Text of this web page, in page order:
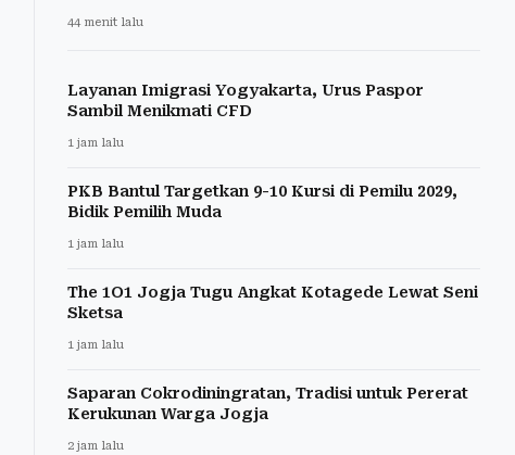
44 menit lalu
Layanan Imigrasi Yogyakarta, Urus Paspor
Sambil Menikmati CFD
1 jam lalu
PKB Bantul Targetkan 9-10 Kursi di Pemilu 2029,
Bidik Pemilih Muda
1 jam lalu
The 1O1 Jogja Tugu Angkat Kotagede Lewat Seni
Sketsa
1 jam lalu
Saparan Cokrodiningratan, Tradisi untuk Pererat
Kerukunan Warga Jogja
2 jam lalu